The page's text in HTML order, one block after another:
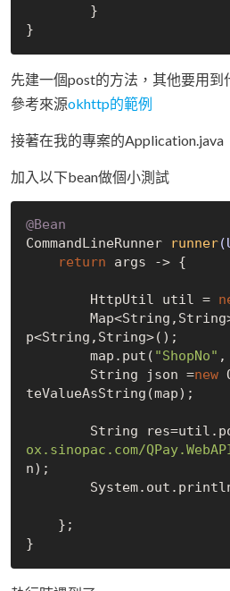
先建一個post的方法，其他要用到
參考來源okhttp的範例
接著在我的專案的Application.java
加入以下bean做個小測試
@Bean
CommandLineRunner
runner
return args -> {
        HttpUtil util =
p<String,String>();
        map.put(
"ShopNo" ,
        String json =
new
teValueAsString(map);
String
ox.sinopac.com/
n);